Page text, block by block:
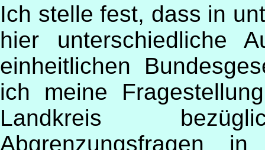
Ich stelle fest, dass in
hier unterschiedliche
einheitlichen
ich meine
Landkreis
Abgrenzungsfragen